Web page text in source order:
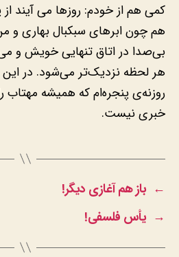
کمی هم از خودم: روزها می آیند
هم چون ابرهای سبکبال بهاری و
بی‌صدا در اتاق تنهایی خویش و
هر لحظه نزدیک‌تر می‌شود. در این
روزنه‌ی پنجره‌ام که همیشه مهتاب
خبری نیست.
← باز هم آغازی دیگر!
→ یأس فلسفی!